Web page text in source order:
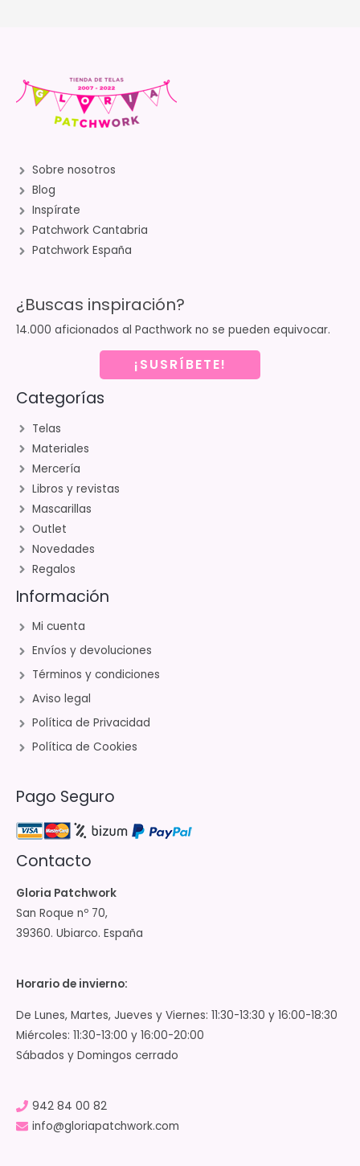
Sobre nosotros
Blog
Inspírate
Patchwork Cantabria
Patchwork España
¿Buscas inspiración?
14.000 aficionados al Pacthwork no se pueden equivocar.
¡SUSRÍBETE!
Categorías
Telas
Materiales
Mercería
Libros y revistas
Mascarillas
Outlet
Novedades
Regalos
Información
Mi cuenta
Envíos y devoluciones
Términos y condiciones
Aviso legal
Política de Privacidad
Política de Cookies
Pago Seguro
Contacto
Gloria Patchwork
San Roque nº 70,
39360. Ubiarco. España
Horario de invierno:
De Lunes, Martes, Jueves y Viernes: 11:30-13:30 y 16:00-18:30
Miércoles: 11:30-13:00 y 16:00-20:00
Sábados y Domingos cerrado
942 84 00 82
info@gloriapatchwork.com